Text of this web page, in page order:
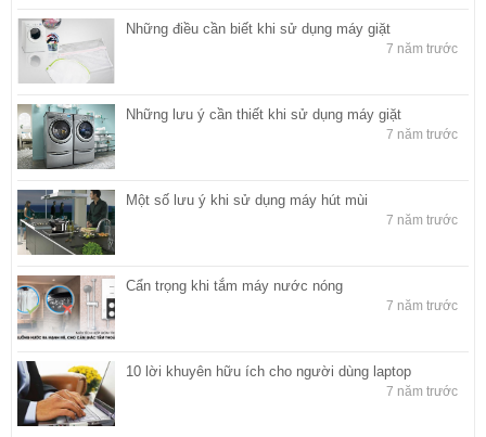
Những điều cần biết khi sử dụng máy giặt
7 năm trước
Những lưu ý cần thiết khi sử dụng máy giặt
7 năm trước
Một số lưu ý khi sử dụng máy hút mùi
7 năm trước
Cẩn trọng khi tắm máy nước nóng
7 năm trước
10 lời khuyên hữu ích cho người dùng laptop
7 năm trước